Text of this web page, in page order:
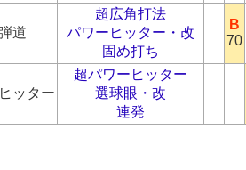
道
超広角打法
パワーヒッター・改
固め打ち
B
70
ッター
超パワーヒッター
選球眼・改
連発